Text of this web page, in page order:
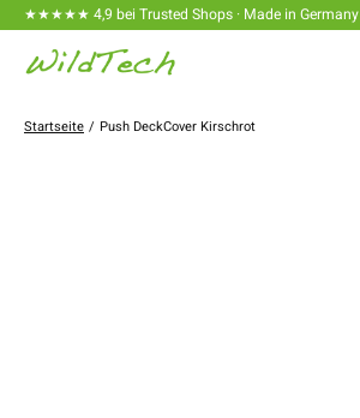
★★★★★ 4,9 bei Trusted Shops · Made in Germany
Startseite / Push DeckCover Kirschrot